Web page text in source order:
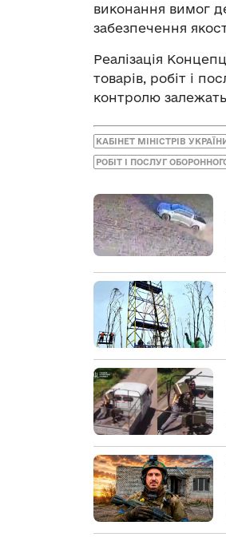
виконання вимог
забезпечення
Реалізація
товарів, робіт і
контролю залежать
КАБІНЕТ МІНІСТРІВ
РОБІТ І ПОСЛУГ